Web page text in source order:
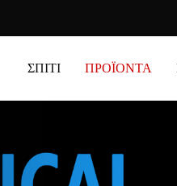
ΣΠΊΤΙ ΠΡΟΪΌΝΤΑ